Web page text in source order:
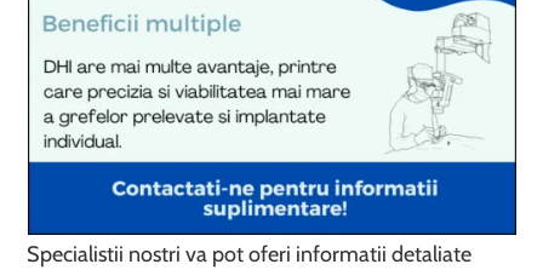
Specialistii nostri va pot oferi informatii detaliate